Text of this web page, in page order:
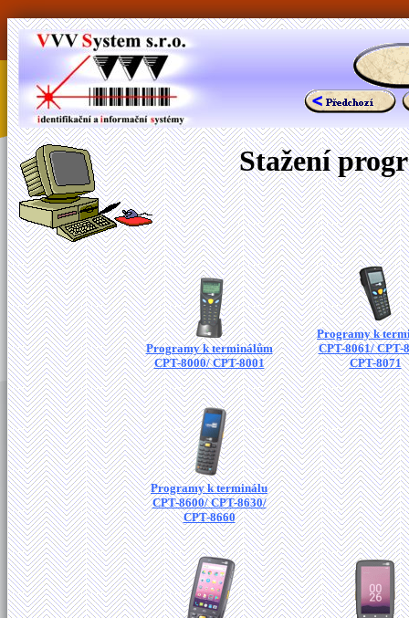
Stažení
Programy k terminálům
CPT-8000/ CPT-8001
Programy k
CPT-8061/ CPT-
CPT-8071
Programy k terminálu
CPT-8600/ CPT-8630/
CPT-8660